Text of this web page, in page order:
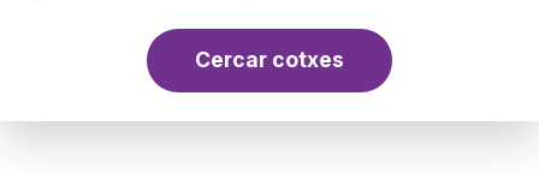
Cercar cotxes